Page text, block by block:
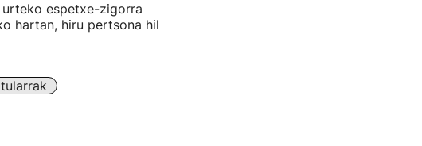
espetxe-zigorra
hartan, hiru pertsona hil